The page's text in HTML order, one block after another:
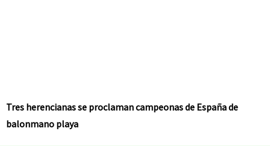
Tres herencianas se proclaman campeonas de España de
balonmano playa